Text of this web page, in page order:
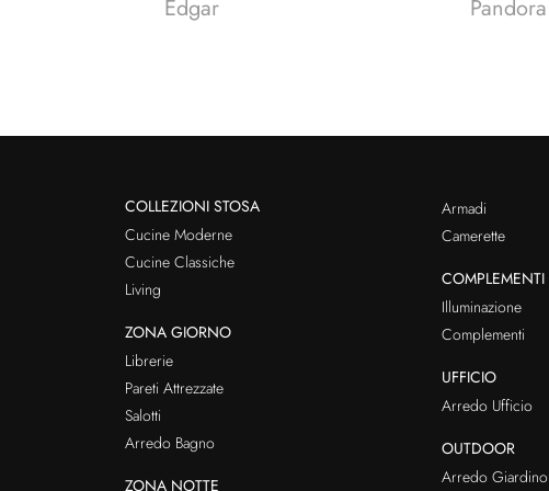
Edgar Pandora
COLLEZIONI STOSA
Cucine Moderne
Cucine Classiche
Living
ZONA GIORNO
Librerie
Pareti Attrezzate
Salotti
Arredo Bagno
ZONA NOTTE
Armadi
Camerette
COMPLEMENTI
Illuminazione
Complementi
UFFICIO
Arredo Ufficio
OUTDOOR
Arredo Giardino